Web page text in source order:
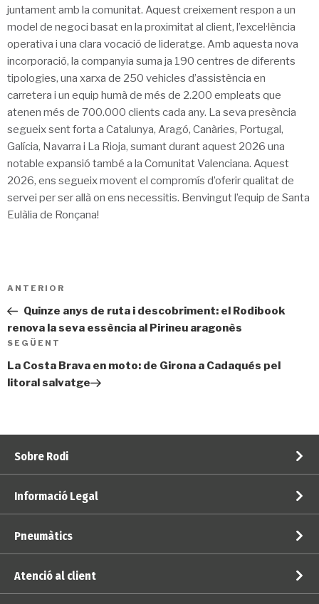
juntament amb la comunitat. Aquest creixement respon a un
model de negoci basat en la proximitat al client, l’excel·lència
operativa i una clara vocació de lideratge. Amb aquesta nova
incorporació, la companyia suma ja 190 centres de diferents
tipologies, una xarxa de 250 vehicles d’assistència en
carretera i un equip humà de més de 2.200 empleats que
atenen més de 700.000 clients cada any. La seva presència
segueix sent forta a Catalunya, Aragó, Canàries, Portugal,
Galícia, Navarra i La Rioja, sumant durant aquest 2026 una
notable expansió també a la Comunitat Valenciana. Aquest
2026, ens segueix movent el compromís d’oferir qualitat de
servei per ser allà on ens necessitis. Benvingut l’equip de Santa
Eulàlia de Ronçana!
Navegació
d'entrades
Entrada
prèvia
ANTERIOR
Quinze anys de ruta i descobriment: el Rodibook
renova la seva essència al Pirineu aragonès
Entrada
següent
SEGÜENT
La Costa Brava en moto: de Girona a Cadaqués pel
litoral salvatge
Sobre Rodi
Informació Legal
Pneumàtics
Atenció al client